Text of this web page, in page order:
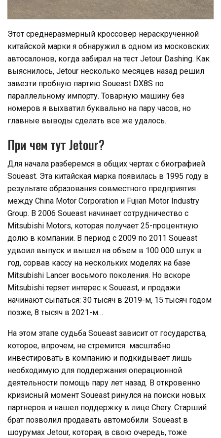
Этот среднеразмерный кроссовер нераскрученной
китайской марки я обнаружил в одном из московских
автосалонов, когда забирал на тест Jetour Dashing. Как
выяснилось, Jetour несколько месяцев назад решил
завезти пробную партию Soueast DX8S по
параллельному импорту. Товарную машину без
номеров я выхватил буквально на пару часов, но
главные выводы сделать все же удалось.
При чем тут Jetour?
Для начала разберемся в общих чертах с биографией
Soueast. Эта китайская марка появилась в 1995 году в
результате образования совместного предприятия
между China Motor Corporation и Fujian Motor Industry
Group. В 2006 Soueast начинает сотрудничество с
Mitsubishi Motors, которая получает 25-процентную
долю в компании. В период с 2009 по 2011 Soueast
удвоил выпуск и вышел на объем в 100 000 штук в
год, сорвав кассу на нескольких моделях на базе
Mitsubishi Lancer восьмого поколения. Но вскоре
Mitsubishi теряет интерес к Soueast, и продажи
начинают сыпаться: 30 тысяч в 2019-м, 15 тысяч годом
позже, 8 тысяч в 2021-м…
На этом этапе судьба Soueast зависит от государства,
которое, впрочем, не стремится масштабно
инвестировать в компанию и подкидывает лишь
необходимую для поддержания операционной
деятельности помощь пару лет назад. В откровенно
кризисный момент Soueast ринулся на поиски новых
партнеров и нашел поддержку в лице Chery. Старший
брат позволил продавать автомобили Soueast в
шоурумах Jetour, которая, в свою очередь, тоже